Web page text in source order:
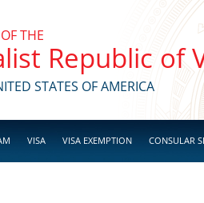
THE
Republic of
STATES OF AMERICA
VISA VISA EXEMPTION CONSULAR